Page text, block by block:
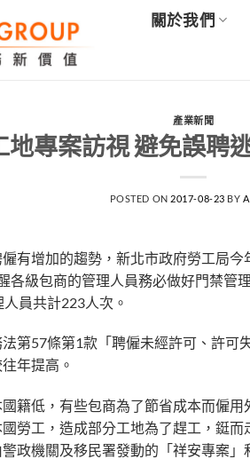
關於我們
產業新聞
地專案訪視 避免誤聘
POSTED ON 2017-08-23 BY
有增加的趨勢，新北市政府勞工局
各級包商的管理人員務必做好門禁管
員共計223人次。
第57條第1款「聘僱未經許可、許
年提高。
籍低，有些包商為了節省成本而僱
勞工，造成部分工地為了趕工，鋌
政機關及移民署發動的「祥安專案